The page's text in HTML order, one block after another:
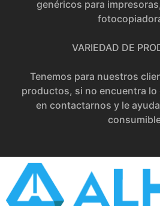
genéricos para
VARIEDAD DE
Tenemos para nuestros
productos, si no encuentra lo
en contactarnos y le